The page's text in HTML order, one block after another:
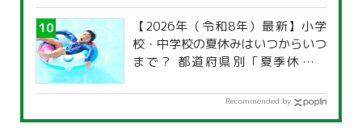
【2026年（令和8年）最新】小学
校・中学校の夏休みはいつからいつ
まで？ 都道府県別「夏季休暇一
Recommended by